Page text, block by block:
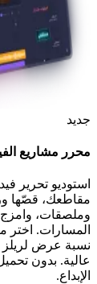
جديد
محرر مشاريع
استوديو تحرير
مقاطعك، قصّها
وملصقات،
المسارات.
نسبة عرض لريلز
عالية. بدون
الإبداع.